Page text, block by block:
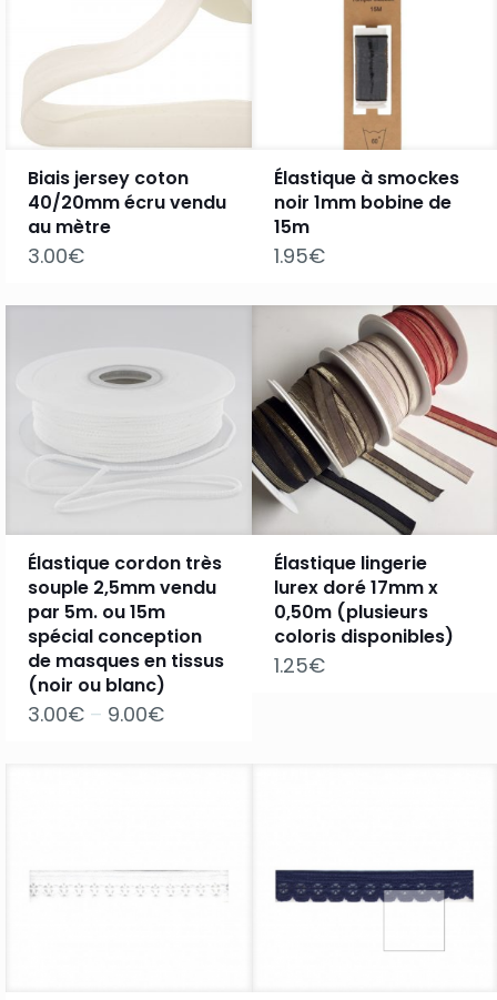
Biais jersey coton
40/20mm écru vendu
au mètre
3.00€
Élastique à smockes
noir 1mm bobine de
15m
1.95€
Élastique cordon très
souple 2,5mm vendu
par 5m. ou 15m
spécial conception
de masques en tissus
(noir ou blanc)
3.00€ – 9.00€
Élastique lingerie
lurex doré 17mm x
0,50m (plusieurs
coloris disponibles)
1.25€